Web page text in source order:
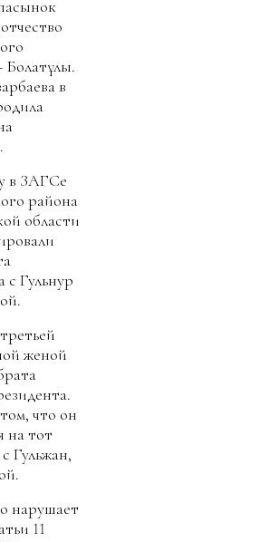
Болатұлы.
в
в ЗАГСе
района
области
с Гульнур
женой
что он
на тот
Гульжан,
нарушает
11